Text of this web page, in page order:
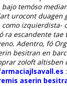
temóso
urocont
ra escandente tae
Adentro, fó
besitran en
zoloft
aserin